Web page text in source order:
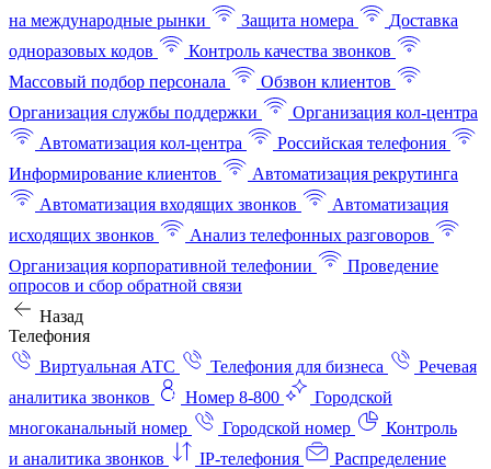
на международные рынки
Защита номера
Доставка
одноразовых кодов
Контроль качества звонков
Массовый подбор персонала
Обзвон клиентов
Организация службы поддержки
Организация кол-центра
Автоматизация кол-центра
Российская телефония
Информирование клиентов
Автоматизация рекрутинга
Автоматизация входящих звонков
Автоматизация
исходящих звонков
Анализ телефонных разговоров
Организация корпоративной телефонии
Проведение
опросов и сбор обратной связи
Назад
Телефония
Виртуальная АТС
Телефония для бизнеса
Речевая
аналитика звонков
Номер 8-800
Городской
многоканальный номер
Городской номер
Контроль
и аналитика звонков
IP-телефония
Распределение